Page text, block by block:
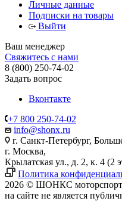
Личные данные
Подписки на товары
Выйти
Ваш менеджер
Свяжитесь с нами
8 (800) 250-74-02
Задать вопрос
Вконтакте
+7 800 250-74-02
info@shonx.ru
г. Санкт-Петербург,
г. Москва,
Крылатская ул., д. 2, к. 4 (2
Политика
2026 © ШОНКС моторспорт
на сайте не является